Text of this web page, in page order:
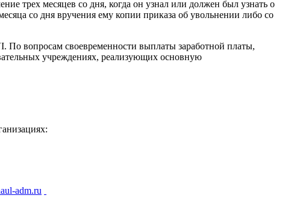
трех месяцев со дня, когда он узнал или должен был узнать о
со дня вручения ему копии приказа об увольнении либо со
По вопросам своевременности выплаты заработной платы,
учреждениях, реализующих основную
adm.ru